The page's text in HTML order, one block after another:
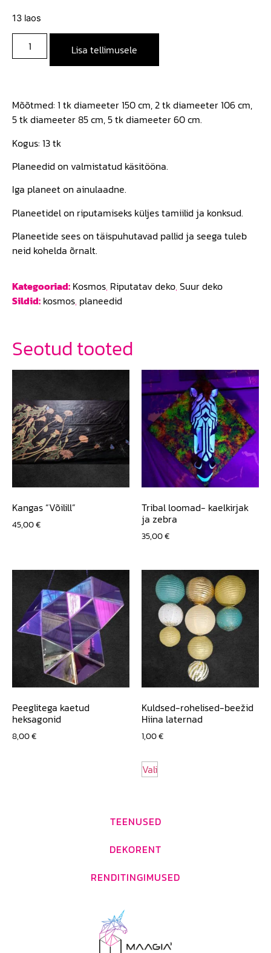
13 laos
Lisa tellimusele
Mõõtmed: 1 tk diameeter 150 cm, 2 tk diameeter 106 cm,
5 tk diameeter 85 cm, 5 tk diameeter 60 cm.
Kogus: 13 tk
Planeedid on valmistatud käsitööna.
Iga planeet on ainulaadne.
Planeetidel on riputamiseks küljes tamiilid ja konksud.
Planeetide sees on täispuhutavad pallid ja seega tuleb
neid kohelda õrnalt.
Kategooriad: Kosmos, Riputatav deko, Suur deko
Sildid: kosmos, planeedid
Seotud tooted
Kangas “Võilill”
45,00€
Tribal loomad- kaelkirjak
ja zebra
35,00€
Peeglitega kaetud
heksagonid
8,00€
Kuldsed-rohelised-beežid
Hiina laternad
1,00€
Vali
TEENUSED
DEKORENT
RENDITINGIMUSED